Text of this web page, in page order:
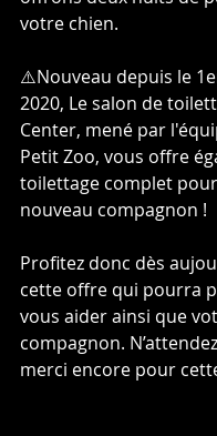
votre chien.
⚠️Nouveau depuis le
2020, Le salon de
Center, mené par
Petit Zoo, vous offre
toilettage complet
nouveau compagnon !
Profitez donc dès
cette offre qui pourra
vous aider ainsi que
compagnon.
merci encore pour